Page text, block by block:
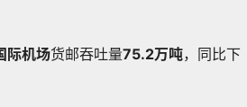
际机场货邮吞吐量75.2万吨，同比下